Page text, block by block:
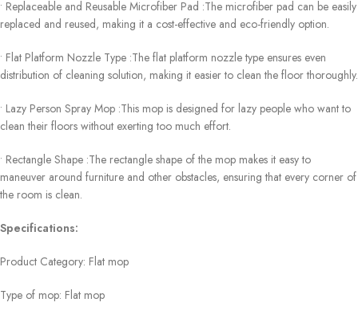
• Replaceable and Reusable Microfiber Pad :The microfiber pad can be easily
replaced and reused, making it a cost-effective and eco-friendly option.
• Flat Platform Nozzle Type :The flat platform nozzle type ensures even
distribution of cleaning solution, making it easier to clean the floor thoroughly.
• Lazy Person Spray Mop :This mop is designed for lazy people who want to
clean their floors without exerting too much effort.
• Rectangle Shape :The rectangle shape of the mop makes it easy to
maneuver around furniture and other obstacles, ensuring that every corner of
the room is clean.
Specifications:
Product Category: Flat mop
Type of mop: Flat mop